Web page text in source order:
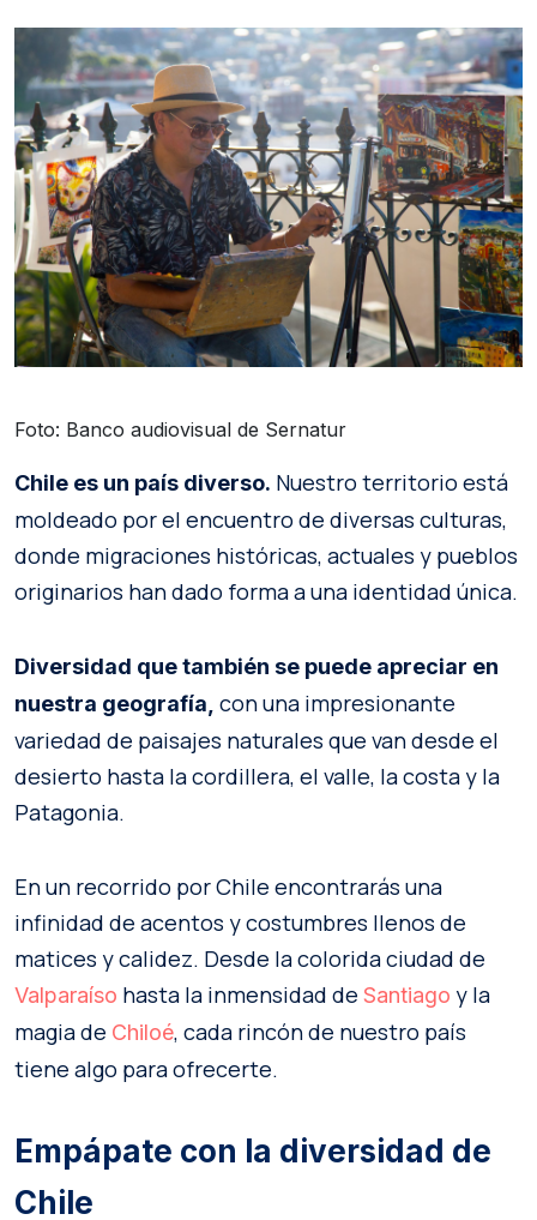
Foto: Banco audiovisual de Sernatur
Chile es un país diverso. Nuestro territorio está
moldeado por el encuentro de diversas culturas,
donde migraciones históricas, actuales y pueblos
originarios han dado forma a una identidad única.
Diversidad que también se puede apreciar en
nuestra geografía, con una impresionante
variedad de paisajes naturales que van desde el
desierto hasta la cordillera, el valle, la costa y la
Patagonia.
En un recorrido por Chile encontrarás una
infinidad de acentos y costumbres llenos de
matices y calidez. Desde la colorida ciudad de
Valparaíso hasta la inmensidad de Santiago y la
magia de Chiloé, cada rincón de nuestro país
tiene algo para ofrecerte.
Empápate con la diversidad de
Chile